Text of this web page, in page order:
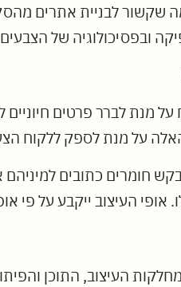
שקשור לבניית אתרים
מנת לברר פרטים חיוניים
על מנת לספק ללקוח
חומרים כתובים
אופי העיצוב ייקבע על
למחלקות העיצוב, התוכן